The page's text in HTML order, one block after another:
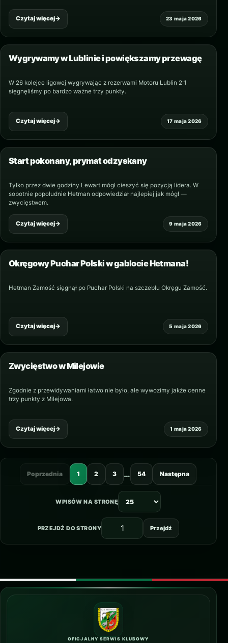
23 maja 2026
Czytaj więcej→
17 maja 2026
Wygrywamy w Lublinie i powiększamy przewagę
W 26 kolejce ligowej wygrywając z rezerwami Motoru Lublin 2:1
sięgnęliśmy po bardzo ważne trzy punkty.
Czytaj więcej→
9 maja 2026
Start pokonany, prymat odzyskany
Tylko przez dwie godziny Lewart mógł cieszyć się pozycją lidera. W
sobotnie popołudnie Hetman odpowiedział najlepiej jak mógł —
zwycięstwem.
Czytaj więcej→
5 maja 2026
Okręgowy Puchar Polski w gablocie Hetmana!
Hetman Zamość sięgnął po Puchar Polski na szczeblu Okręgu Zamość.
Czytaj więcej→
1 maja 2026
Zwycięstwo w Milejowie
Zgodnie z przewidywaniami łatwo nie było, ale wywozimy jakże cenne
trzy punkty z Milejowa.
Czytaj więcej→
Poprzednia 1 2 3 … 54 Następna
WPISÓW NA STRONĘ
PRZEJDŹ DO STRONY Przejdź
OFICJALNY SERWIS KLUBOWY